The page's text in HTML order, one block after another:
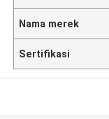
Nama merek
Sertifikasi